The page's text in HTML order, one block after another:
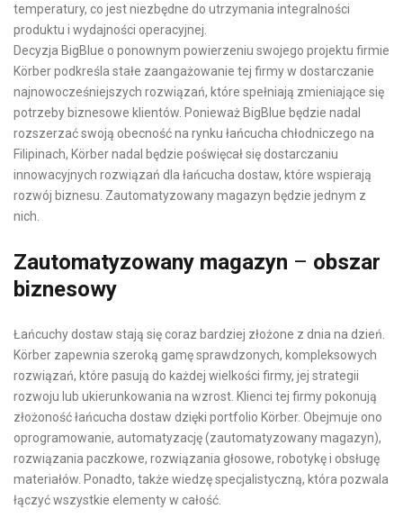
temperatury, co jest niezbędne do utrzymania integralności
produktu i wydajności operacyjnej.
Decyzja BigBlue o ponownym powierzeniu swojego projektu firmie
Körber podkreśla stałe zaangażowanie tej firmy w dostarczanie
najnowocześniejszych rozwiązań, które spełniają zmieniające się
potrzeby biznesowe klientów. Ponieważ BigBlue będzie nadal
rozszerzać swoją obecność na rynku łańcucha chłodniczego na
Filipinach, Körber nadal będzie poświęcał się dostarczaniu
innowacyjnych rozwiązań dla łańcucha dostaw, które wspierają
rozwój biznesu. Zautomatyzowany magazyn będzie jednym z
nich.
Zautomatyzowany magazyn – obszar
biznesowy
Łańcuchy dostaw stają się coraz bardziej złożone z dnia na dzień.
Körber zapewnia szeroką gamę sprawdzonych, kompleksowych
rozwiązań, które pasują do każdej wielkości firmy, jej strategii
rozwoju lub ukierunkowania na wzrost. Klienci tej firmy pokonują
złożoność łańcucha dostaw dzięki portfolio Körber. Obejmuje ono
oprogramowanie, automatyzację (zautomatyzowany magazyn),
rozwiązania paczkowe, rozwiązania głosowe, robotykę i obsługę
materiałów. Ponadto, także wiedzę specjalistyczną, która pozwala
łączyć wszystkie elementy w całość.